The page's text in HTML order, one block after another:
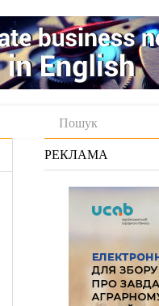
РЕКЛАМА